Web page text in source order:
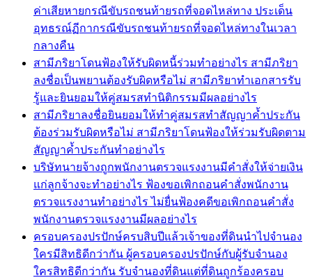
ค่าเสียหายกรณีขับรถชนท้ายรถที่จอดไหล่ทาง ประเด็น
อุทธรณ์ฏีกากรณีขับรถชนท้ายรถที่จอดไหล่ทางในเวลา
กลางคืน
สามีภริยาโดนฟ้องให้รับผิดหนี้ร่วมทำอย่างไร สามีภริยา
ลงชื่อเป็นพยานต้องรับผิดหรือไม่ สามีภริยาทำเอกสารรับ
รู้และยินยอมให้คู่สมรสทำนิติกรรมมีผลอย่างไร
สามีภริยาลงชื่อยินยอมให้ทำคู่สมรสทำสัญญาค้ำประกัน
ต้องร่วมรับผิดหรือไม่ สามีภริยาโดนฟ้องให้ร่วมรับผิดตาม
สัญญาค้ำประกันทำอย่างไร
บริษัทนายจ้างถูกพนักงานตรวจแรงงานมีคำสั่งให้จ่ายเงิน
แก่ลูกจ้างจะทำอย่างไร ฟ้องขอเพิกถอนคำสั่งพนักงาน
ตรวจแรงงานทำอย่างไร ไม่ยื่นฟ้องคดีขอเพิกถอนคำสั่ง
พนักงานตรวจแรงงานมีผลอย่างไร
ครอบครองปรปักษ์ครบสิบปีแล้วเจ้าของที่ดินนำไปจำนอง
ใครมีสิทธิดีกว่ากัน ผู้ครอบครองปรปักษ์กับผู้รับจำนอง
ใครสิทธิดีกว่ากัน รับจำนองที่ดินแต่ที่ดินถูกร้องครอบ